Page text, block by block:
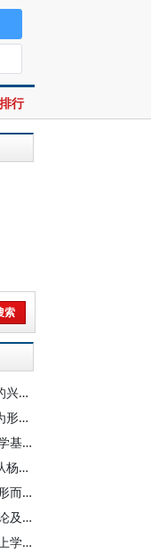
排行
段重阳：“成圣”的退隐：清初朱子学的兴起与宋明理学的终结
段重阳：“智的直觉”：道德何以能够为形而上学奠基?
段重阳：人性论与历史哲学的形而上学基础——以牟宗三哲学为例
段重阳：“心易”说的发展与完成——从杨简到刘宗周
段重阳：存在论、根据律与体用论的形而上学
段重阳：以感论性：张载的气学体用论及其内在困境
段重阳：宋明理学中的宇宙论与形而上学——从沃格林和牟宗三的差异谈起